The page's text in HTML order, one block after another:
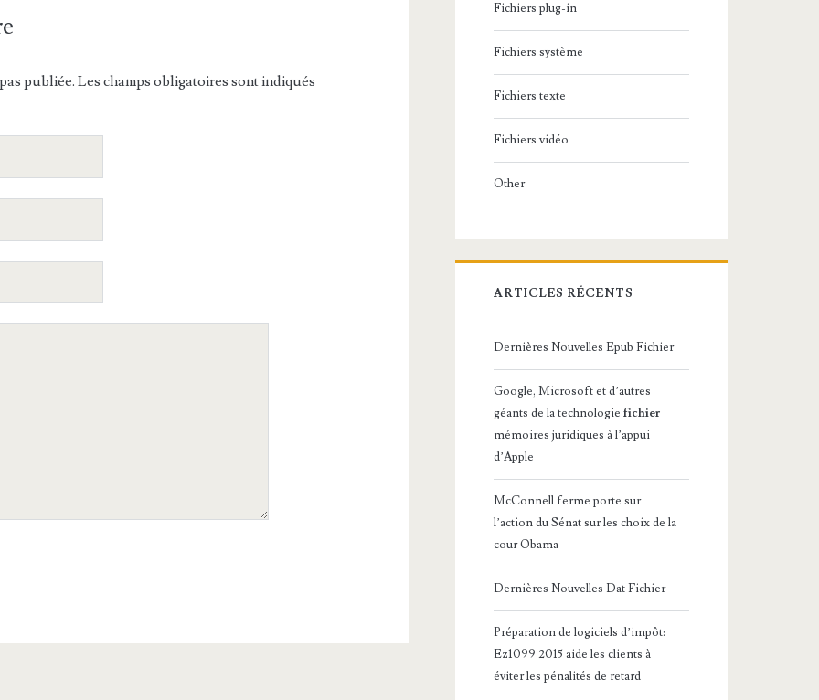
publiée. Les champs obligatoires sont indiqués
Fichiers plug-in
Fichiers système
Fichiers texte
Fichiers vidéo
Other
ARTICLES RÉCENTS
Dernières Nouvelles Epub Fichier
Google, Microsoft et d’autres
géants de la technologiefichier
mémoires juridiques à l’appui
d’Apple
McConnell ferme porte sur
l’action du Sénat sur les choix de la
cour Obama
Dernières Nouvelles Dat Fichier
Préparation de logiciels d’impôt:
Ez1099 2015 aide les clients à
éviter les pénalités de retard